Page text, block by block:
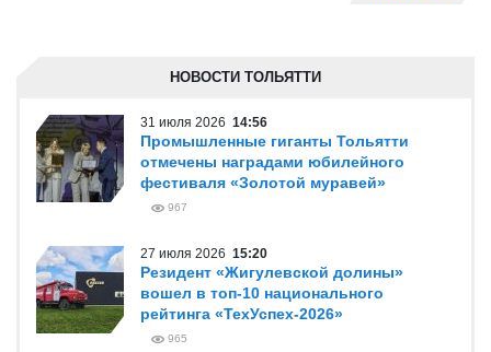
НОВОСТИ ТОЛЬЯТТИ
31 июля 2026 14:56
Промышленные гиганты Тольятти
отмечены наградами юбилейного
фестиваля «Золотой муравей»
967
27 июля 2026 15:20
Резидент «Жигулевской долины»
вошел в топ-10 национального
рейтинга «ТехУспех-2026»
965